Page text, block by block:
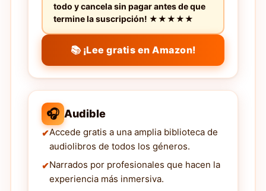
todo y cancela sin pagar antes de que
termine la suscripción! ★★★★★
📚 ¡Lee gratis en Amazon!
🎧 Audible
Accede gratis a una amplia biblioteca de
audiolibros de todos los géneros.
Narrados por profesionales que hacen la
experiencia más inmersiva.